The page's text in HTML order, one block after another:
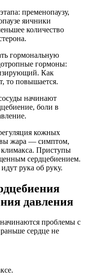
пременопаузу,
яичники
количество
гормональную
гормоны:
Как
то повышается.
начинают
боли в
кожных
жара — симптом,
климакса. Приступы
сердцебиением.
рука об руку.
давления
проблемы с
сердце не